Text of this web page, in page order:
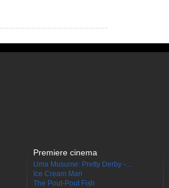
Premiere cinema
Uma Musume: Pretty Derby -...
Ice Cream Man
The Pout-Pout Fish